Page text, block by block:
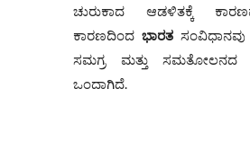
ಚುರುಕಾದ ಆಡಳಿತಕ್ಕೆ
ಕಾರಣದಿಂದ ಭಾರತಸಂವಿಧಾನವು
ಸಮಗ್ರ ಮತ್ತು ಸಮತೋಲನದ
ಒಂದಾಗಿದೆ.